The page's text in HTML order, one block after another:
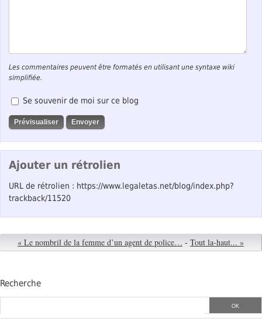
Les commentaires peuvent être formatés en utilisant une syntaxe wiki
simplifiée.
Se souvenir de moi sur ce blog
Ajouter un rétrolien
URL de rétrolien : https://www.legaletas.net/blog/index.php?
trackback/11520
« Le nombril de la femme d’un agent de police… - Tout la-haut... »
Recherche